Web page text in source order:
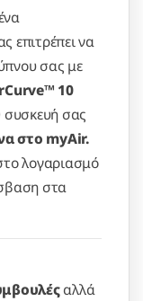
επιτρέπει να
σας με
10
συσκευή σας
στο myAir.
λογαριασμό
στα
αλλά